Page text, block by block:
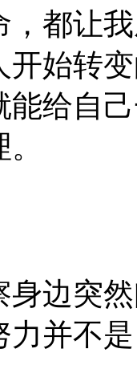
让我
开始转
能给自
突然
力并不